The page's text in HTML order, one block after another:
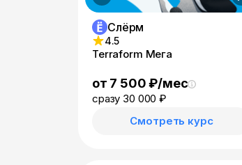
Слёрм
4.5
Terraform Мега
от 7 500 ₽/мес
сразу 30 000 ₽
Смотреть курс